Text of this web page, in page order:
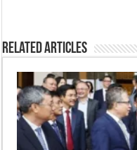
Related Articles